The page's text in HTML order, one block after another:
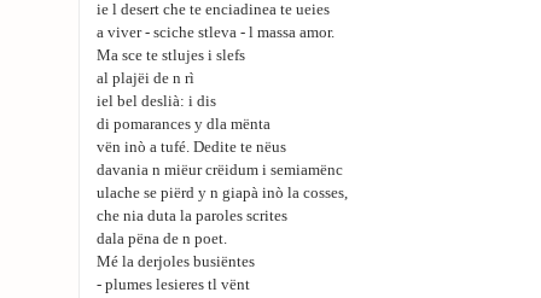
ie l desert che te enciadinea te ueies
a viver - sciche stleva - l massa amor.
Ma sce te stlujes i slefs
al plajëi de n rì
iel bel deslià: i dis
di pomarances y dla mënta
vën inò a tufé. Dedite te nëus
davania n miëur crëidum i semiamënc
ulache se piërd y n giapà inò la cosses,
che nia duta la paroles scrites
dala pëna de n poet.
Mé la derjoles busiëntes
- plumes lesieres tl vënt